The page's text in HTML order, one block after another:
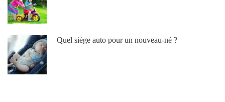
Quel siège auto pour un nouveau-né ?